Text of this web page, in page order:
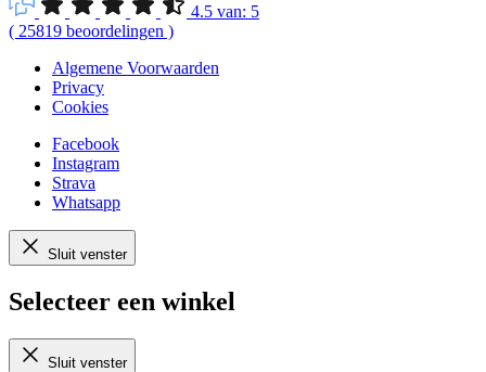
4.5 van: 5
( 25819 beoordelingen )
Algemene Voorwaarden
Privacy
Cookies
Facebook
Instagram
Strava
Whatsapp
Sluit venster
Selecteer een winkel
Sluit venster